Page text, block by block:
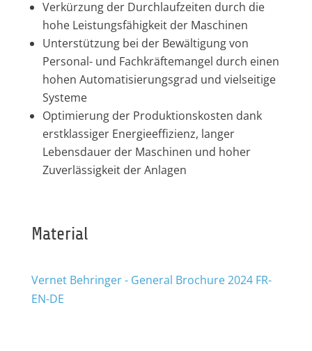
Verkürzung der Durchlaufzeiten durch die
hohe Leistungsfähigkeit der Maschinen
Unterstützung bei der Bewältigung von
Personal- und Fachkräftemangel durch einen
hohen Automatisierungsgrad und vielseitige
Systeme
Optimierung der Produktionskosten dank
erstklassiger Energieeffizienz, langer
Lebensdauer der Maschinen und hoher
Zuverlässigkeit der Anlagen
Material
Vernet Behringer - General Brochure 2024 FR-
EN-DE